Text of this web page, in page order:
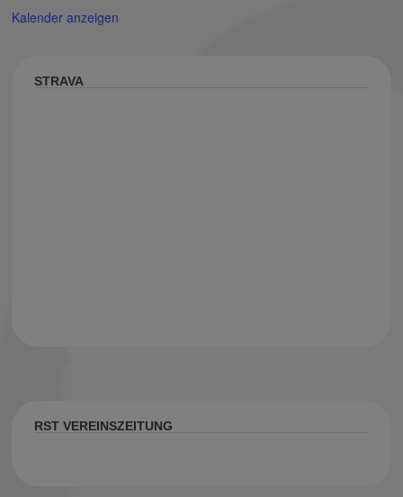
Kalender anzeigen
STRAVA
RST VEREINSZEITUNG